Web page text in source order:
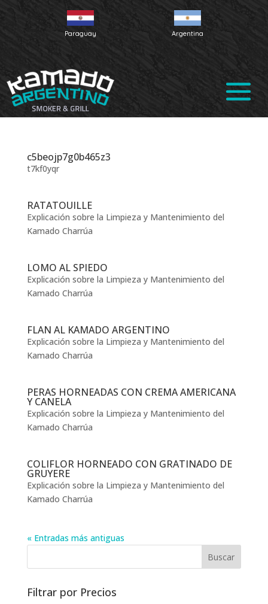
Paraguay Argentina
c5beojp7g0b465z3
t7kf0yqr
RATATOUILLE
Explicación sobre la Limpieza y Mantenimiento del
Kamado Charrúa
LOMO AL SPIEDO
Explicación sobre la Limpieza y Mantenimiento del
Kamado Charrúa
FLAN AL KAMADO ARGENTINO
Explicación sobre la Limpieza y Mantenimiento del
Kamado Charrúa
PERAS HORNEADAS CON CREMA AMERICANA
Y CANELA
Explicación sobre la Limpieza y Mantenimiento del
Kamado Charrúa
COLIFLOR HORNEADO CON GRATINADO DE
GRUYERE
Explicación sobre la Limpieza y Mantenimiento del
Kamado Charrúa
« Entradas más antiguas
Filtrar por Precios